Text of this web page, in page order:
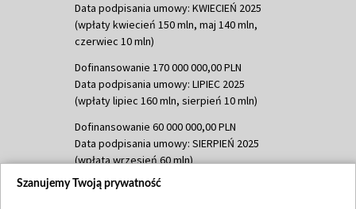
Data podpisania umowy: KWIECIEŃ 2025
(wpłaty kwiecień 150 mln, maj 140 mln,
czerwiec 10 mln)
Dofinansowanie 170 000 000,00 PLN
Data podpisania umowy: LIPIEC 2025
(wpłaty lipiec 160 mln, sierpień 10 mln)
Dofinansowanie 60 000 000,00 PLN
Data podpisania umowy: SIERPIEŃ 2025
(wpłata wrzesień 60 mln)
Dofinansowanie 635 783 051,21 PLN
Szanujemy Twoją prywatność